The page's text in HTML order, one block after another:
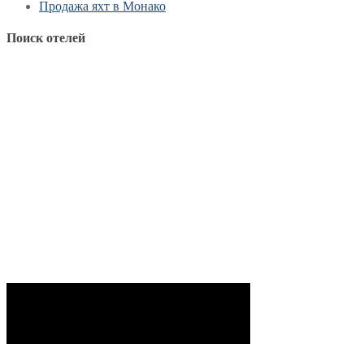
Продажа яхт в Монако
Поиск отелей